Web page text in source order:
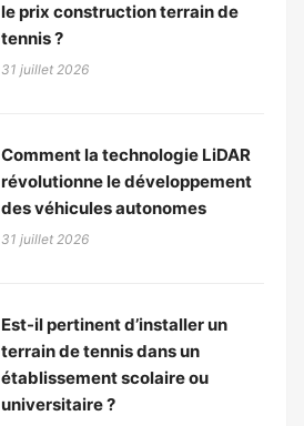
le prix construction terrain de
tennis ?
31 juillet 2026
Comment la technologie LiDAR
révolutionne le développement
des véhicules autonomes
31 juillet 2026
Est-il pertinent d’installer un
terrain de tennis dans un
établissement scolaire ou
universitaire ?